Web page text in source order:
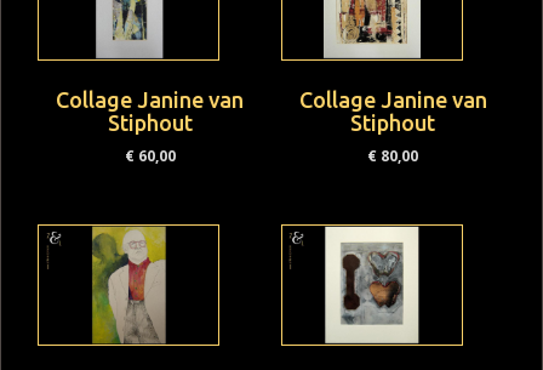
Collage Janine van
Stiphout
€60,00
Collage Janine van
Stiphout
€ 80,00